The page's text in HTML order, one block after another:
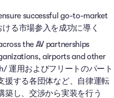
successful go-to-market
る市場参入を成功に導く
the AV partnerships
airports and other
運用およびフリートのパート
援する各団体など、自律運転
築し、交渉から実装を行う